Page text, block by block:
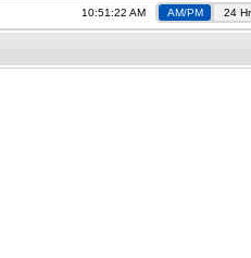
10:51:22 AM AM/PM 24